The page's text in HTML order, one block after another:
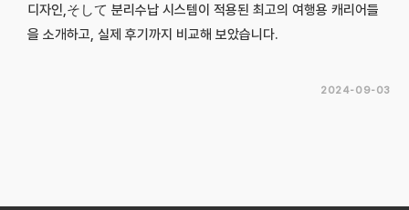
디자인,そして 분리수납 시스템이 적용된 최고의 여행용 캐리어들
을 소개하고, 실제 후기까지 비교해 보았습니다.
2024-09-03